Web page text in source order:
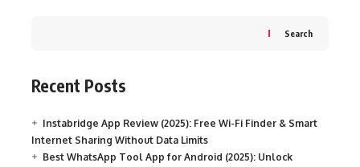
Search
Recent Posts
Instabridge App Review (2025): Free Wi-Fi Finder & Smart
Internet Sharing Without Data Limits
Best WhatsApp Tool App for Android (2025): Unlock